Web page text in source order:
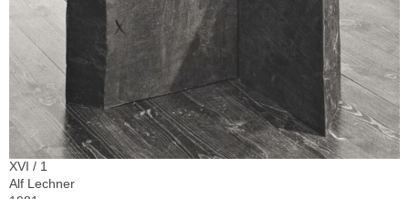
XVI / 1
Alf Lechner